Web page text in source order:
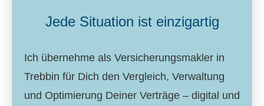
Jede Situation ist einzigartig
Ich übernehme als Ver­sicherungs­makler in
Trebbin für Dich den Vergleich, Verwaltung
und Optimierung Deiner Verträge – digital und